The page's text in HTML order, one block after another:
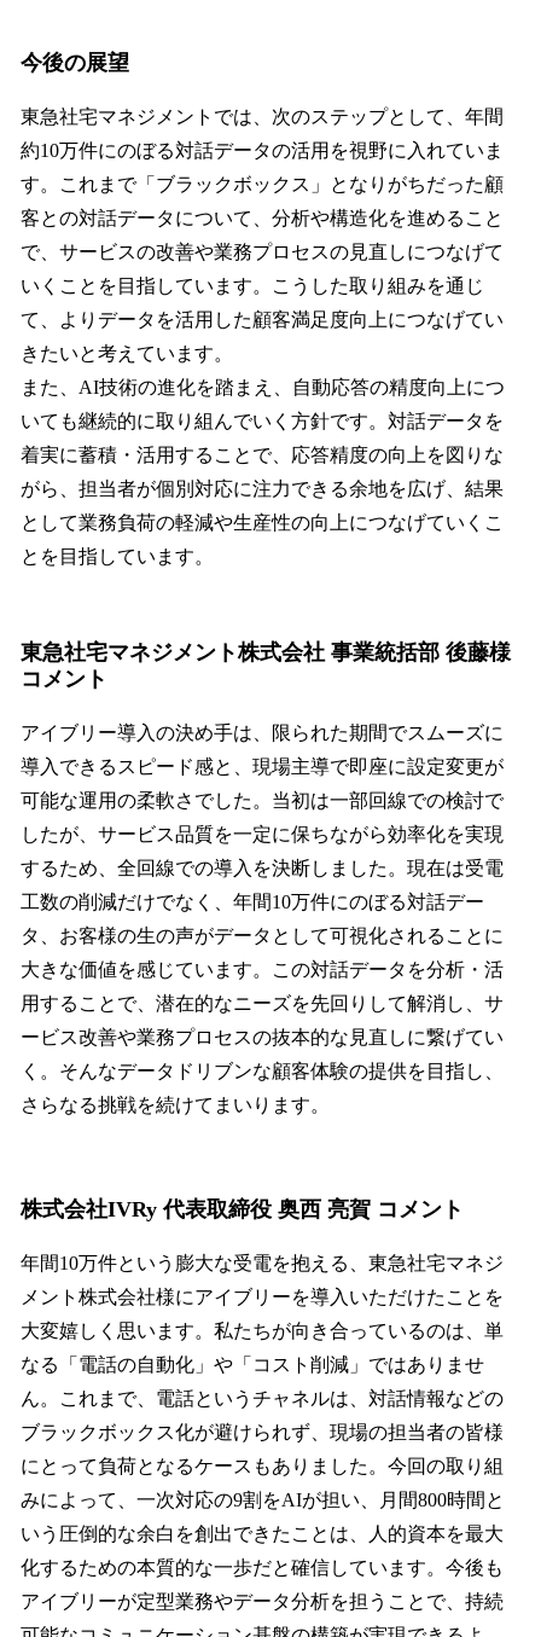
今後の展望
東急社宅マネジメントでは、次のステップとして、年間
約10万件にのぼる対話データの活用を視野に入れていま
す。これまで「ブラックボックス」となりがちだった顧
客との対話データについて、分析や構造化を進めること
で、サービスの改善や業務プロセスの見直しにつなげて
いくことを目指しています。こうした取り組みを通じ
て、よりデータを活用した顧客満足度向上につなげてい
きたいと考えています。
また、AI技術の進化を踏まえ、自動応答の精度向上につ
いても継続的に取り組んでいく方針です。対話データを
着実に蓄積・活用することで、応答精度の向上を図りな
がら、担当者が個別対応に注力できる余地を広げ、結果
として業務負荷の軽減や生産性の向上につなげていくこ
とを目指しています。
東急社宅マネジメント株式会社 事業統括部 後藤様
コメント
アイブリー導入の決め手は、限られた期間でスムーズに
導入できるスピード感と、現場主導で即座に設定変更が
可能な運用の柔軟さでした。当初は一部回線での検討で
したが、サービス品質を一定に保ちながら効率化を実現
するため、全回線での導入を決断しました。現在は受電
工数の削減だけでなく、年間10万件にのぼる対話デー
タ、お客様の生の声がデータとして可視化されることに
大きな価値を感じています。この対話データを分析・活
用することで、潜在的なニーズを先回りして解消し、サ
ービス改善や業務プロセスの抜本的な見直しに繋げてい
く。そんなデータドリブンな顧客体験の提供を目指し、
さらなる挑戦を続けてまいります。
株式会社IVRy 代表取締役 奥西 亮賀 コメント
年間10万件という膨大な受電を抱える、東急社宅マネジ
メント株式会社様にアイブリーを導入いただけたことを
大変嬉しく思います。私たちが向き合っているのは、単
なる「電話の自動化」や「コスト削減」ではありませ
ん。これまで、電話というチャネルは、対話情報などの
ブラックボックス化が避けられず、現場の担当者の皆様
にとって負荷となるケースもありました。今回の取り組
みによって、一次対応の9割をAIが担い、月間800時間と
いう圧倒的な余白を創出できたことは、人的資本を最大
化するための本質的な一歩だと確信しています。今後も
アイブリーが定型業務やデータ分析を担うことで、持続